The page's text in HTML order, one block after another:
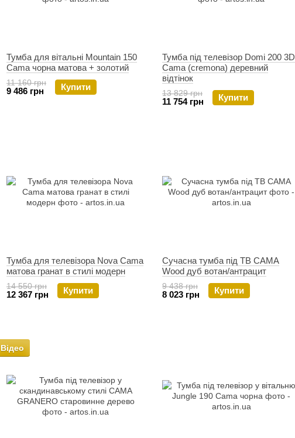
Тумба для вітальні Mountain 150
Cama чорна матова + золотий
11 160 грн
9 486 грн Купити
Тумба під телевізор Domi 200 3D
Cama (cremona) деревний
відтінок
13 829 грн
11 754 грн Купити
Тумба для телевізора Nova Cama
матова гранат в стилі модерн
14 550 грн
12 367 грн Купити
Сучасна тумба під ТВ CAMA
Wood дуб вотан/антрацит
9 438 грн
8 023 грн Купити
Відео